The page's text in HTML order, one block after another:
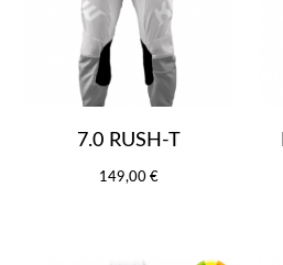
7.0 RUSH-T
149,00 €